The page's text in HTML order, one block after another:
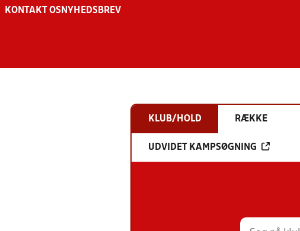
KONTAKT OS NYHEDSBREV
KLUB/HOLD RÆKKE
UDVIDET KAMPSØGNING